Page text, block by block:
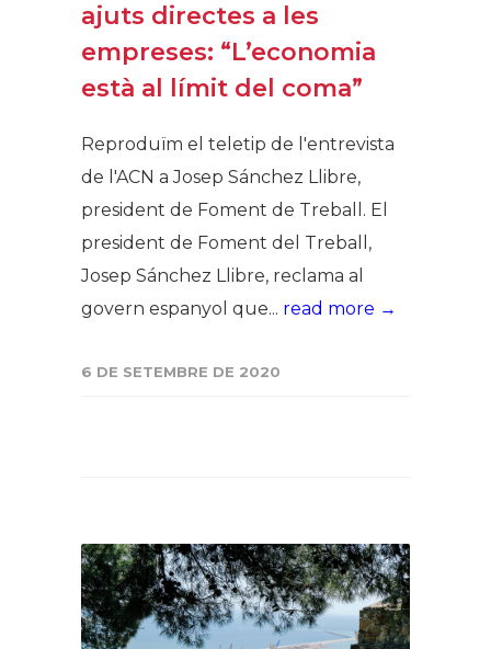
ajuts directes a les
empreses: “L’economia
està al límit del coma”
Reproduïm el teletip de l'entrevista
de l'ACN a Josep Sánchez Llibre,
president de Foment de Treball. El
president de Foment del Treball,
Josep Sánchez Llibre, reclama al
govern espanyol que... read more →
6 DE SETEMBRE DE 2020